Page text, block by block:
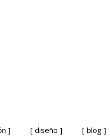
] [ diseño ] [ blog ]